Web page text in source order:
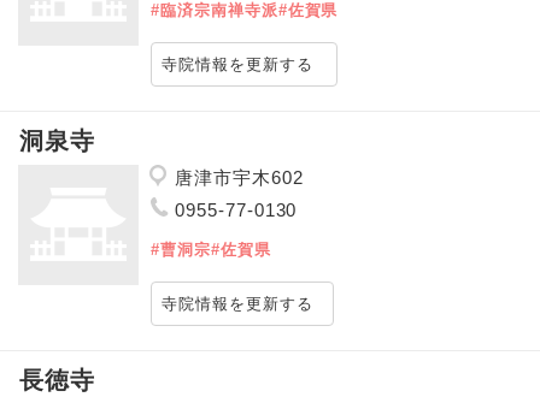
#臨済宗南禅寺派#佐賀県
寺院情報を更新する
洞泉寺
唐津市宇木602
0955-77-0130
#曹洞宗#佐賀県
寺院情報を更新する
長徳寺